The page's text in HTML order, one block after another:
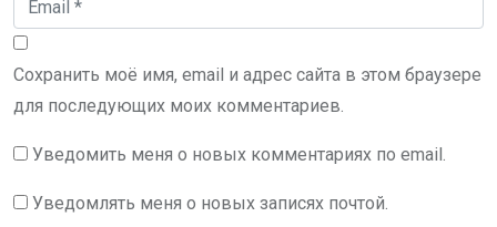
Сохранить моё имя, email и адрес сайта в этом браузере
для последующих моих комментариев.
Уведомить меня о новых комментариях по email.
Уведомлять меня о новых записях почтой.